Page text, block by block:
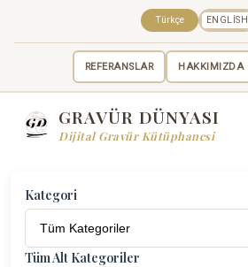
REFERANSLAR HAKKIMIZDA
Türkçe ENGLISH
GRAVÜR DÜNYASI
Dijital Gravür Kütüphanesi
Kategori
Tüm Alt Kategoriler